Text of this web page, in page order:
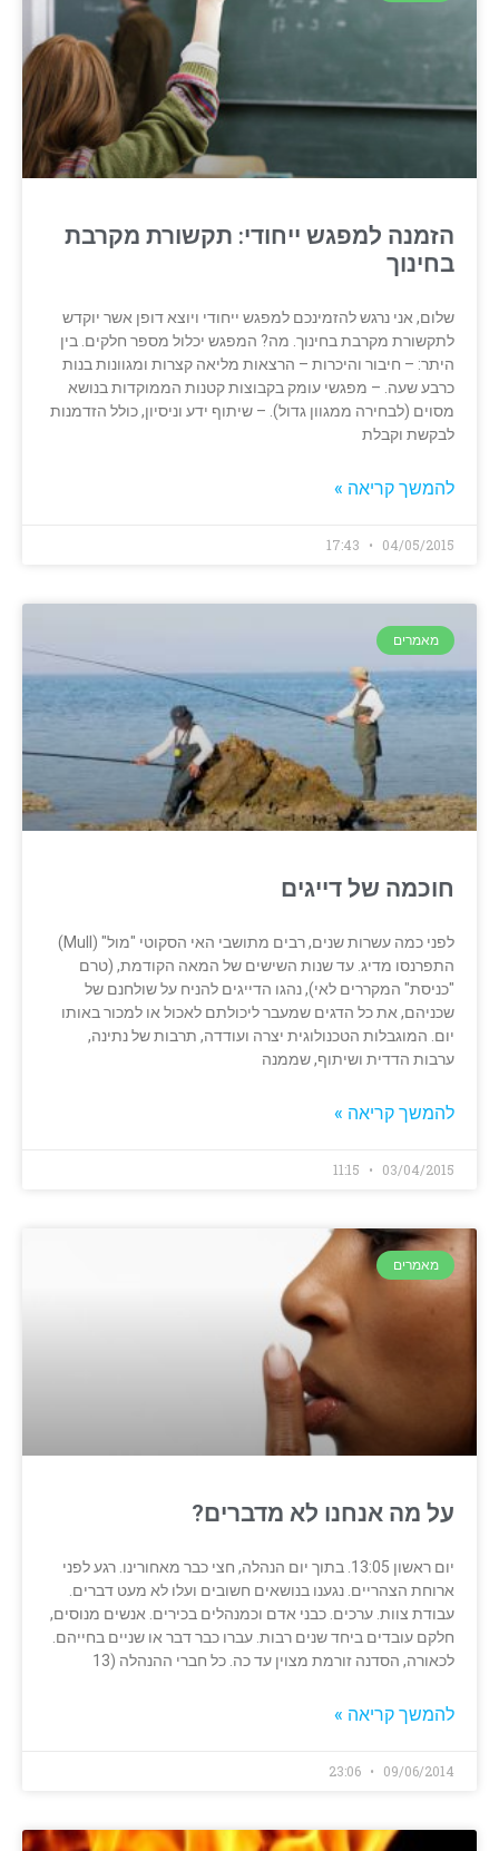
הזמנה למפגש ייחודי: תקשורת מקרבת
בחינוך
שלום, אני נרגש להזמינכם למפגש ייחודי ויוצא דופן אשר יוקדש
לתקשורת מקרבת בחינוך. מה? המפגש יכלול מספר חלקים. בין
היתר: – חיבור והיכרות – הרצאות מליאה קצרות ומגוונות בנות
כרבע שעה. – מפגשי עומק בקבוצות קטנות הממוקדות בנושא
מסוים (לבחירה ממגוון גדול). – שיתוף ידע וניסיון, כולל הזדמנות
לבקשת וקבלת
להמשך קריאה »
04/05/2015
מאמרים
חוכמה של דייגים
לפני כמה עשרות שנים, רבים מתושבי האי הסקוטי "מול" (Mull)
התפרנסו מדיג. עד שנות השישים של המאה הקודמת, (טרם
"כניסת" המקררים לאי), נהגו הדייגים להניח על שולחנם של
שכניהם, את כל הדגים שמעבר ליכולתם לאכול או למכור באותו
יום. המוגבלות הטכנולוגית יצרה ועודדה, תרבות של נתינה,
ערבות הדדית ושיתוף, שממנה
להמשך קריאה »
03/04/2015
מאמרים
על מה אנחנו לא מדברים?
יום ראשון 13:05. בתוך יום הנהלה, חצי כבר מאחורינו. רגע לפני
ארוחת הצהריים. נגענו בנושאים חשובים ועלו לא מעט דברים.
עבודת צוות. ערכים. כבני אדם וכמנהלים בכירים. אנשים מנוסים,
חלקם עובדים ביחד שנים רבות. עברו כבר דבר או שניים בחייהם.
לכאורה, הסדנה זורמת מצוין עד כה. כל חברי ההנהלה (13
להמשך קריאה »
09/06/2014